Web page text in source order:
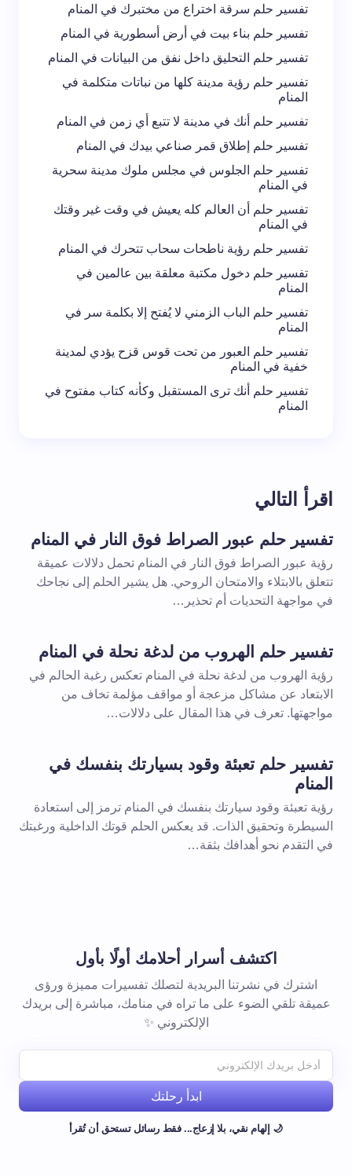
تفسير حلم سرقة اختراع من مختبرك في المنام
تفسير حلم بناء بيت في أرض أسطورية في المنام
تفسير حلم التحليق داخل نفق من البيانات في المنام
تفسير حلم رؤية مدينة كلها من نباتات متكلمة في
المنام
تفسير حلم أنك في مدينة لا تتبع أي زمن في المنام
تفسير حلم إطلاق قمر صناعي بيدك في المنام
تفسير حلم الجلوس في مجلس ملوك مدينة سحرية
في المنام
تفسير حلم أن العالم كله يعيش في وقت غير وقتك
في المنام
تفسير حلم رؤية ناطحات سحاب تتحرك في المنام
تفسير حلم دخول مكتبة معلقة بين عالمين في
المنام
تفسير حلم الباب الزمني لا يُفتح إلا بكلمة سر في
المنام
تفسير حلم العبور من تحت قوس قزح يؤدي لمدينة
خفية في المنام
تفسير حلم أنك ترى المستقبل وكأنه كتاب مفتوح في
المنام
اقرأ التالي
تفسير حلم عبور الصراط فوق النار في المنام
رؤية عبور الصراط فوق النار في المنام تحمل دلالات عميقة
تتعلق بالابتلاء والامتحان الروحي. هل يشير الحلم إلى نجاحك
في مواجهة التحديات أم تحذير…
تفسير حلم الهروب من لدغة نحلة في المنام
رؤية الهروب من لدغة نحلة في المنام تعكس رغبة الحالم في
الابتعاد عن مشاكل مزعجة أو مواقف مؤلمة تخاف من
مواجهتها. تعرف في هذا المقال على دلالات…
تفسير حلم تعبئة وقود بسيارتك بنفسك في
المنام
رؤية تعبئة وقود سيارتك بنفسك في المنام ترمز إلى استعادة
السيطرة وتحقيق الذات. قد يعكس الحلم قوتك الداخلية ورغبتك
في التقدم نحو أهدافك بثقة…
اكتشف أسرار أحلامك أولًا بأول
اشترك في نشرتنا البريدية لتصلك تفسيرات مميزة ورؤى
عميقة تلقي الضوء على ما تراه في منامك، مباشرة إلى بريدك
الإلكتروني ✨
ابدأ رحلتك
🌙 إلهام نقي، بلا إزعاج... فقط رسائل تستحق أن تُقرأ